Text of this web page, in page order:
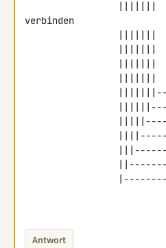
verbinden
Antwort